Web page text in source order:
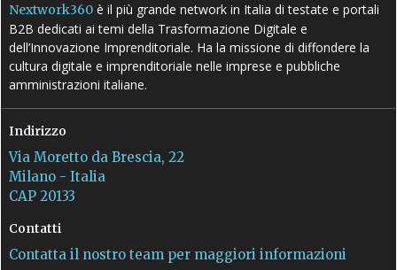
Nextwork360 è il più grande network in Italia di testate e portali
B2B dedicati ai temi della Trasformazione Digitale e
dell’Innovazione Imprenditoriale. Ha la missione di diffondere la
cultura digitale e imprenditoriale nelle imprese e pubbliche
amministrazioni italiane.
Indirizzo
Via Moretto da Brescia, 22
Milano - Italia
CAP 20133
Contatti
Contatta il nostro team per maggiori informazioni